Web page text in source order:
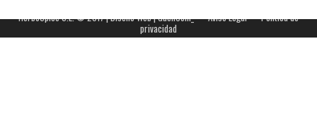
HerboSpice S.L. © 2017 |Diseño Web | GuellCom_ Aviso Legal
Política de
privacidad